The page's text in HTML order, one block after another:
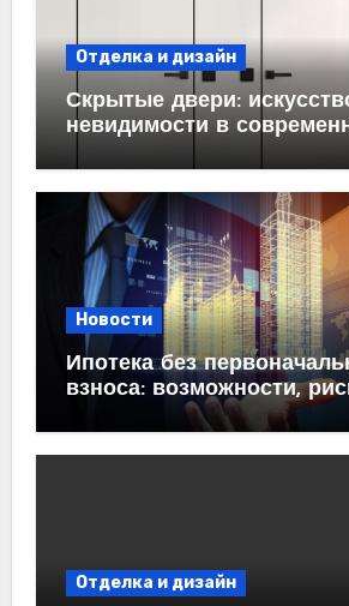
Отделка и дизайн
Скрытые двери:
невидимости в
Новости
Ипотека без
взноса: возможности,
практические
Отделка и дизайн